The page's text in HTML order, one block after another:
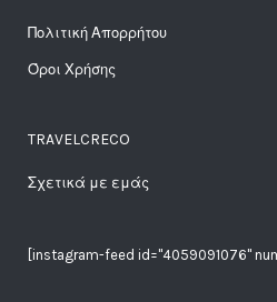
Πολιτική Απορρήτου
Όροι Χρήσης
TRAVELCRECO
Σχετικά με εμάς
[instagram-feed id="4059091076"